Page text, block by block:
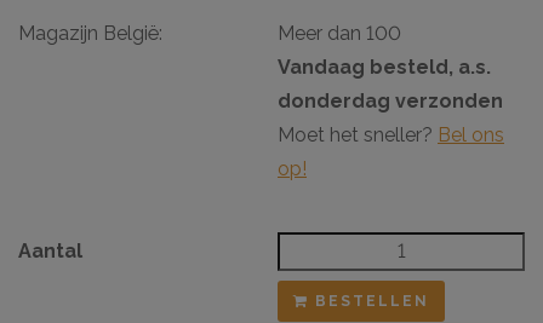
Magazijn België:
Meer dan 100
Vandaag besteld, a.s.
donderdag verzonden
Moet het sneller? Bel ons
op!
Aantal
BESTELLEN